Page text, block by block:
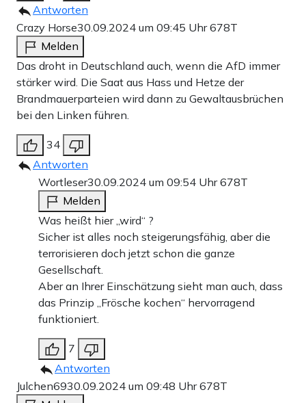
Antworten
Crazy Horse30.09.2024 um 09:45 Uhr678T
Melden
Das droht in Deutschland auch, wenn die AfD immer
stärker wird. Die Saat aus Hass und Hetze der
Brandmauerparteien wird dann zu Gewaltausbrüchen
bei den Linken führen.
34
Antworten
Wortleser30.09.2024 um 09:54 Uhr678T
Melden
Was heißt hier „wird“ ?
Sicher ist alles noch steigerungsfähig, aber die
terrorisieren doch jetzt schon die ganze
Gesellschaft.
Aber an Ihrer Einschätzung sieht man auch, dass
das Prinzip „Frösche kochen“ hervorragend
funktioniert.
7
Antworten
Julchen6930.09.2024 um 09:48 Uhr678T